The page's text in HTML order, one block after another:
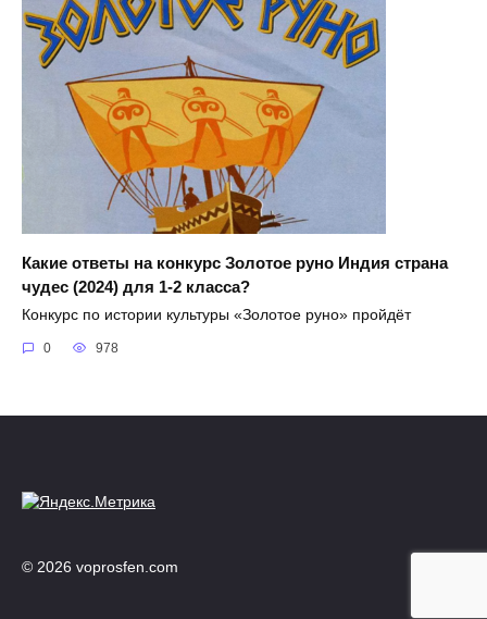
Какие ответы на конкурс Золотое руно Индия страна
чудес (2024) для 1-2 класса?
Конкурс по истории культуры «Золотое руно» пройдёт
0 978
© 2026 voprosfen.com